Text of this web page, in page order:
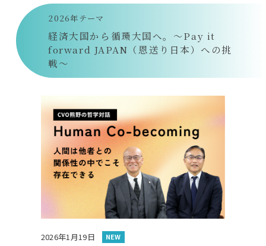
2026年テーマ
経済大国から循環大国へ。～Pay it
forward JAPAN（恩送り日本）への挑
戦～
2026年1月19日 NEW